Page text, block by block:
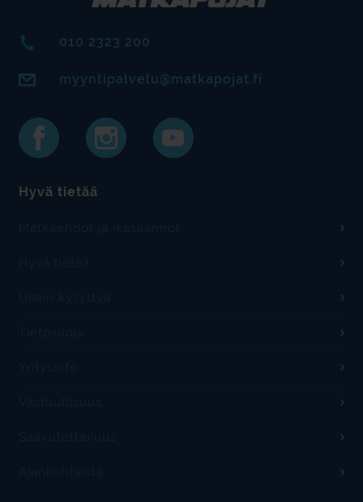
010 2323 200
myyntipalvelu@matkapojat.fi
Hyvä tietää